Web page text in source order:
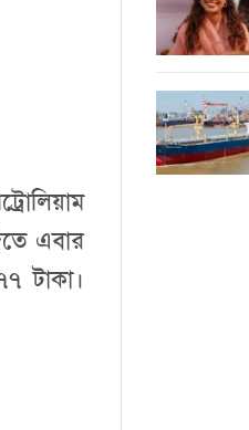
এবার
টাকা।